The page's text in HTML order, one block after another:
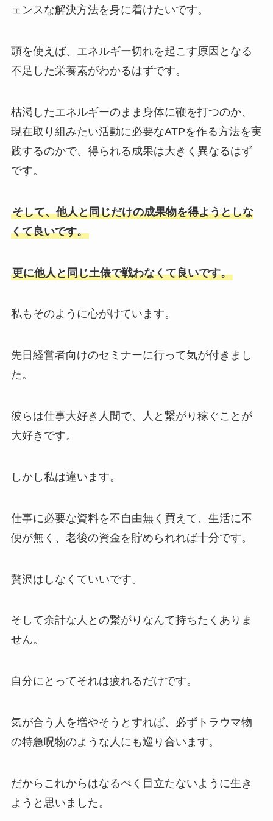
ェンスな解決方法を身に着けたいです。
頭を使えば、エネルギー切れを起こす原因となる
不足した栄養素がわかるはずです。
枯渇したエネルギーのまま身体に鞭を打つのか、
現在取り組みたい活動に必要なATPを作る方法を実
践するのかで、得られる成果は大きく異なるはず
です。
そして、他人と同じだけの成果物を得ようとしな
くて良いです。
更に他人と同じ土俵で戦わなくて良いです。
私もそのように心がけています。
先日経営者向けのセミナーに行って気が付きまし
た。
彼らは仕事大好き人間で、人と繋がり稼ぐことが
大好きです。
しかし私は違います。
仕事に必要な資料を不自由無く買えて、生活に不
便が無く、老後の資金を貯められれば十分です。
贅沢はしなくていいです。
そして余計な人との繋がりなんて持ちたくありま
せん。
自分にとってそれは疲れるだけです。
気が合う人を増やそうとすれば、必ずトラウマ物
の特急呪物のような人にも巡り合います。
だからこれからはなるべく目立たないように生き
ようと思いました。